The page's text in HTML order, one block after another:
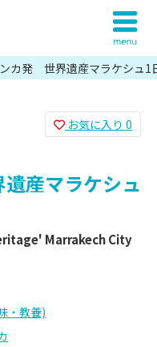
カ発 世界遺産マラケシュ1
お気に入り 0
産マラケシュ
Marrakech City
・教養)